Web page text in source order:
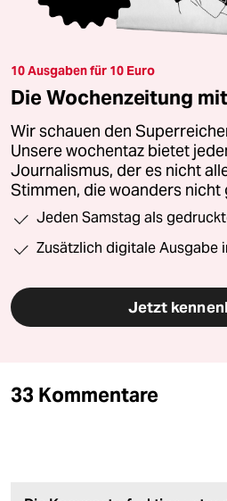
10 Ausgaben für 10 Euro
Die Wochenzeitung
Wir schauen den
Unsere wochentaz bietet
Journalismus, der es nicht
Stimmen, die woanders nicht
Jeden Samstag als
Zusätzlich digitale Ausgabe
Jetzt
33 Kommentare